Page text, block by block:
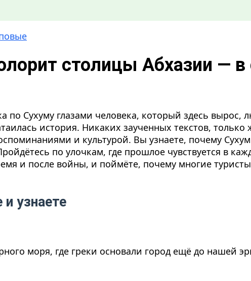
столицы Абхазии — в
по Сухуму глазами человека, который здесь вырос,
история. Никаких заученных текстов, только
и культурой. Вы узнаете, почему
по улочкам, где прошлое чувствуется в
и после войны, и поймёте, почему многие
узнаете
моря, где греки основали город ещё до нашей